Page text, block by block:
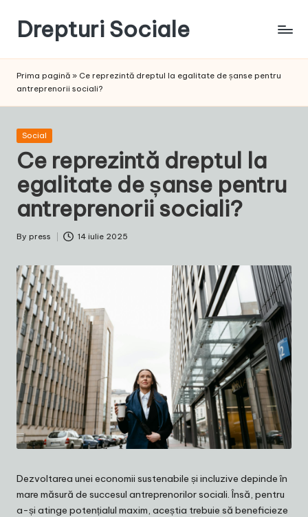
content
Drepturi Sociale
Sociale:
Schimbarea
Noastră!
Prima pagină » Ce reprezintă dreptul la egalitate de șanse pentru
antreprenorii sociali?
Posted
Social
Ce reprezintă dreptul la
egalitate de șanse pentru
antreprenorii sociali?
Posted
By press 14 iulie 2025
Dezvoltarea unei economii sustenabile și incluzive depinde în
mare măsură de succesul antreprenorilor sociali. Însă, pentru
a-și atinge potențialul maxim, aceștia trebuie să beneficieze